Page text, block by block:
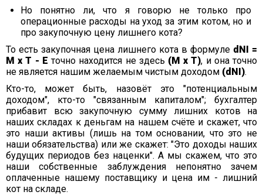
Но понятно ли, что я говорю не только про
операционные расходы на уход за этим котом, но и
про закупочную цену лишнего кота?
То есть закупочная цена лишнего кота в формуле dNI =
M х T - E точно находится не здесь (M х T), и она точно
не является нашим желаемым чистым доходом (dNI).
Кто-то, может быть, назовёт это "потенциальным
доходом", кто-то "связанным капиталом"; бухгалтер
прибавит всю закупочную сумму лишних котов на
наших складах к деньгам на нашем счёте и скажет, что
это наши активы (лишь на том основании, что это не
наши обязательства) или же скажет: "Это доходы наших
будущих периодов без наценки". А мы скажем, что это
наши собственные заблуждения непонятно зачем
оплаченные нашему поставщику и цена им - лишний
кот на складе.